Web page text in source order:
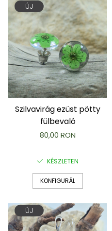
ÚJ
Szilvavirág ezüst pötty
fülbevaló
80,00 RON
KÉSZLETEN
KONFIGURÁL
ÚJ